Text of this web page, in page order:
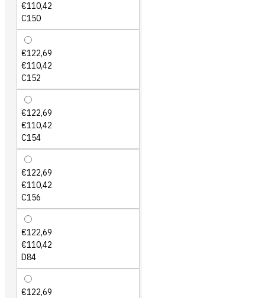
€110,42
C150
€122,69
€110,42
C152
€122,69
€110,42
C154
€122,69
€110,42
C156
€122,69
€110,42
D84
€122,69